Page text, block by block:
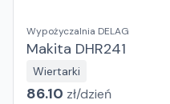
Wypożyczalnia DELAG
Makita DHR241
Wiertarki
86.10 zł/dzień